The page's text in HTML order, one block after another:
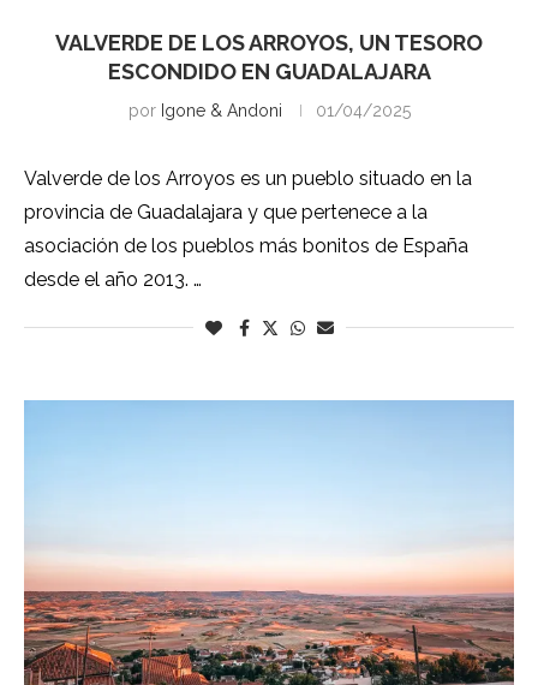
VALVERDE DE LOS ARROYOS, UN TESORO
ESCONDIDO EN GUADALAJARA
por Igone & Andoni 01/04/2025
Valverde de los Arroyos es un pueblo situado en la
provincia de Guadalajara y que pertenece a la
asociación de los pueblos más bonitos de España
desde el año 2013. …